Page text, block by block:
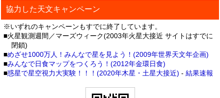
協力した天文キャンペーン
※いずれのキャンペーンもすでに終了しています。
■火星観測週間／マーズウィーク(2003年火星大接近 サイトはすでに
閉鎖)
■めざせ1000万人！みんなで星を見よう！(2009年世界天文年企画)
■みんなで日食マップをつくろう！(2012年金環日食)
■惑星で星空視力大実験！！！(2020年木星・土星大接近) - 結果速報